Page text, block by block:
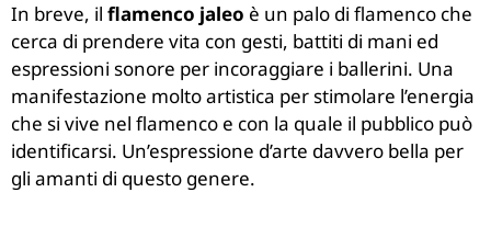
In breve, il flamenco jaleo è un palo di flamenco che
cerca di prendere vita con gesti, battiti di mani ed
espressioni sonore per incoraggiare i ballerini. Una
manifestazione molto artistica per stimolare l’energia
che si vive nel flamenco e con la quale il pubblico può
identificarsi. Un’espressione d’arte davvero bella per
gli amanti di questo genere.